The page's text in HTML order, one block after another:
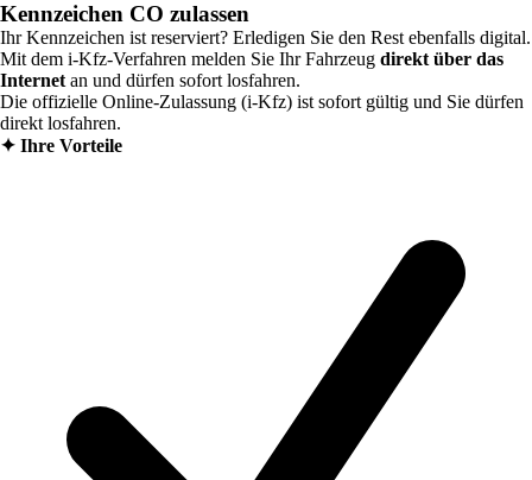
Kennzeichen CO zulassen
Ihr Kennzeichen ist reserviert? Erledigen Sie den Rest ebenfalls digital.
Mit dem i-Kfz-Verfahren melden Sie Ihr Fahrzeug direkt über das
Internet an und dürfen sofort losfahren.
Die offizielle Online-Zulassung (i-Kfz) ist sofort gültig und Sie dürfen
direkt losfahren.
✦ Ihre Vorteile